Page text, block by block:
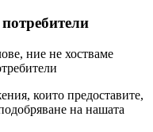
ние не хостваме
които предоставите,
на нашата